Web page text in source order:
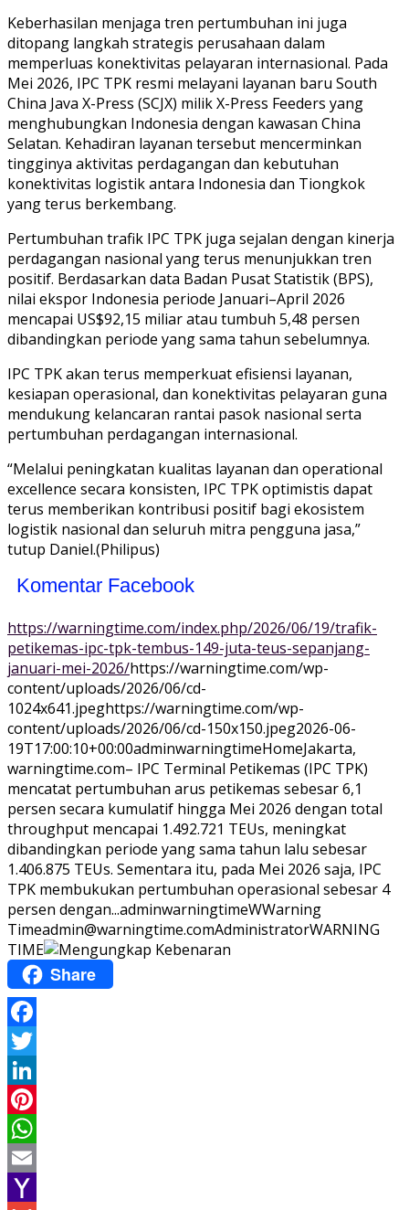
Keberhasilan menjaga tren pertumbuhan ini juga
ditopang langkah strategis perusahaan dalam
memperluas konektivitas pelayaran internasional. Pada
Mei 2026, IPC TPK resmi melayani layanan baru South
China Java X-Press (SCJX) milik X-Press Feeders yang
menghubungkan Indonesia dengan kawasan China
Selatan. Kehadiran layanan tersebut mencerminkan
tingginya aktivitas perdagangan dan kebutuhan
konektivitas logistik antara Indonesia dan Tiongkok
yang terus berkembang.
Pertumbuhan trafik IPC TPK juga sejalan dengan kinerja
perdagangan nasional yang terus menunjukkan tren
positif. Berdasarkan data Badan Pusat Statistik (BPS),
nilai ekspor Indonesia periode Januari–April 2026
mencapai US$92,15 miliar atau tumbuh 5,48 persen
dibandingkan periode yang sama tahun sebelumnya.
IPC TPK akan terus memperkuat efisiensi layanan,
kesiapan operasional, dan konektivitas pelayaran guna
mendukung kelancaran rantai pasok nasional serta
pertumbuhan perdagangan internasional.
“Melalui peningkatan kualitas layanan dan operational
excellence secara konsisten, IPC TPK optimistis dapat
terus memberikan kontribusi positif bagi ekosistem
logistik nasional dan seluruh mitra pengguna jasa,”
tutup Daniel.(Philipus)
Komentar Facebook
https://warningtime.com/index.php/2026/06/19/trafik-
petikemas-ipc-tpk-tembus-149-juta-teus-sepanjang-
januari-mei-2026/https://warningtime.com/wp-
content/uploads/2026/06/cd-
1024x641.jpeghttps://warningtime.com/wp-
content/uploads/2026/06/cd-150x150.jpeg2026-06-
19T17:00:10+00:00adminwarningtimeHomeJakarta,
warningtime.com– IPC Terminal Petikemas (IPC TPK)
mencatat pertumbuhan arus petikemas sebesar 6,1
persen secara kumulatif hingga Mei 2026 dengan total
throughput mencapai 1.492.721 TEUs, meningkat
dibandingkan periode yang sama tahun lalu sebesar
1.406.875 TEUs. Sementara itu, pada Mei 2026 saja, IPC
TPK membukukan pertumbuhan operasional sebesar 4
persen dengan...adminwarningtimeWWarning
Timeadmin@warningtime.comAdministratorWARNING
TIME
Share
Facebook
Twitter
LinkedIn
Pinterest
WhatsApp
Email